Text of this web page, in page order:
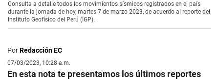
Consulta a detalle todos los movimientos sísmicos registrados en el país
durante la jornada de hoy, martes 7 de marzo 2023, de acuerdo al reporte del
Instituto Geofísico del Perú (IGP).
PorRedacción EC
07/03/2023, 10:28 a.m.
En esta nota te presentamos los últimos reportes